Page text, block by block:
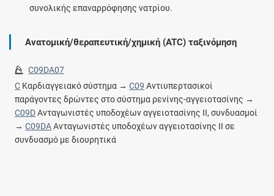
συνολικής επαναρρόφησης νατρίου.
Ανατομική/θεραπευτική/χημική (ATC) ταξινόμηση
C09DA07
C Καρδιαγγειακό σύστημα →C09 Αντιυπερτασικοί
παράγοντες δρώντες στο σύστημα ρενίνης-αγγειοτασίνης →
C09DΑνταγωνιστές υποδοχέων αγγειοτασίνης ΙΙ, συνδυασμοί
→C09DAΑνταγωνιστές υποδοχέων αγγειοτασίνης ΙΙ σε
συνδυασμό με διουρητικά